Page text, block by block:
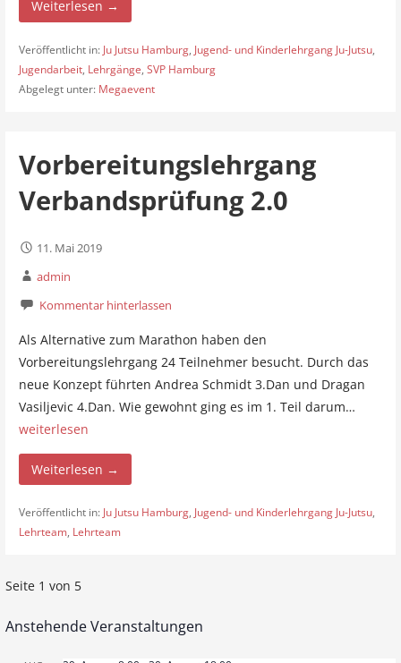
Weiterlesen →
Veröffentlicht in: Ju Jutsu Hamburg, Jugend- und Kinderlehrgang Ju-Jutsu,
Jugendarbeit, Lehrgänge, SVP Hamburg
Abgelegt unter: Megaevent
Vorbereitungslehrgang
Verbandsprüfung 2.0
11. Mai 2019
admin
Kommentar hinterlassen
Als Alternative zum Marathon haben den
Vorbereitungslehrgang 24 Teilnehmer besucht. Durch das
neue Konzept führten Andrea Schmidt 3.Dan und Dragan
Vasiljevic 4.Dan. Wie gewohnt ging es im 1. Teil darum…
weiterlesen
Weiterlesen →
Veröffentlicht in: Ju Jutsu Hamburg, Jugend- und Kinderlehrgang Ju-Jutsu,
Lehrteam, Lehrteam
B
e
Seite 1 von 5
Anstehende Veranstaltungen